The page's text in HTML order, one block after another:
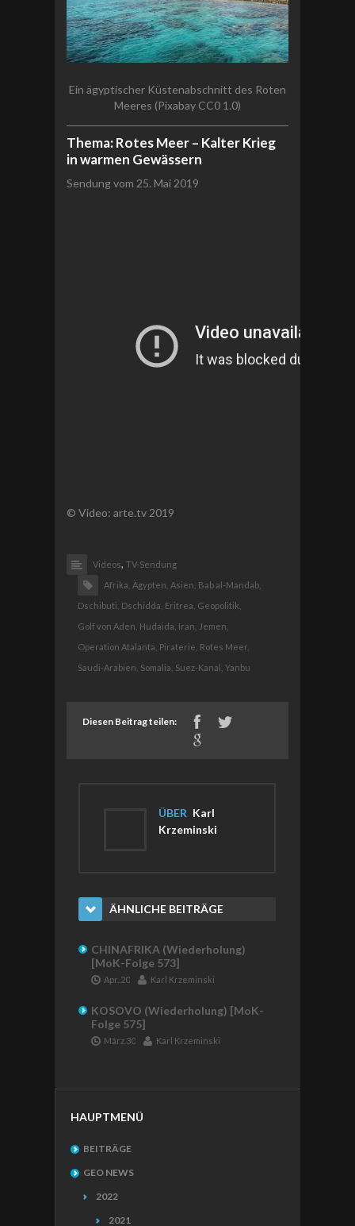
Ein ägyptischer Küstenabschnitt des Roten
Meeres (Pixabay CC0 1.0)
Thema: Rotes Meer – Kalter Krieg
in warmen Gewässern
Sendung vom 25. Mai 2019
© Video: arte.tv 2019
Videos, TV-Sendung
Afrika, Ägypten, Asien, Bab al-Mandab,
Dschibuti, Dschidda, Eritrea, Geopolitik,
Golf von Aden, Hudaida, Iran,
Jemen,
Operation Atalanta, Piraterie, Rotes Meer,
Saudi-Arabien, Somalia, Suez-Kanal, Yanbu
Diesen Beitrag teilen:
ÜBER Karl
Krzeminski
ÄHNLICHE BEITRÄGE
CHINAFRIKA (Wiederholung)
[MoK-Folge 573]
Apr..20 Karl Krzeminski
KOSOVO (Wiederholung) [MoK-
Folge 575]
März.30 Karl Krzeminski
HAUPTMENÜ
BEITRÄGE
GEO NEWS
2022
2021